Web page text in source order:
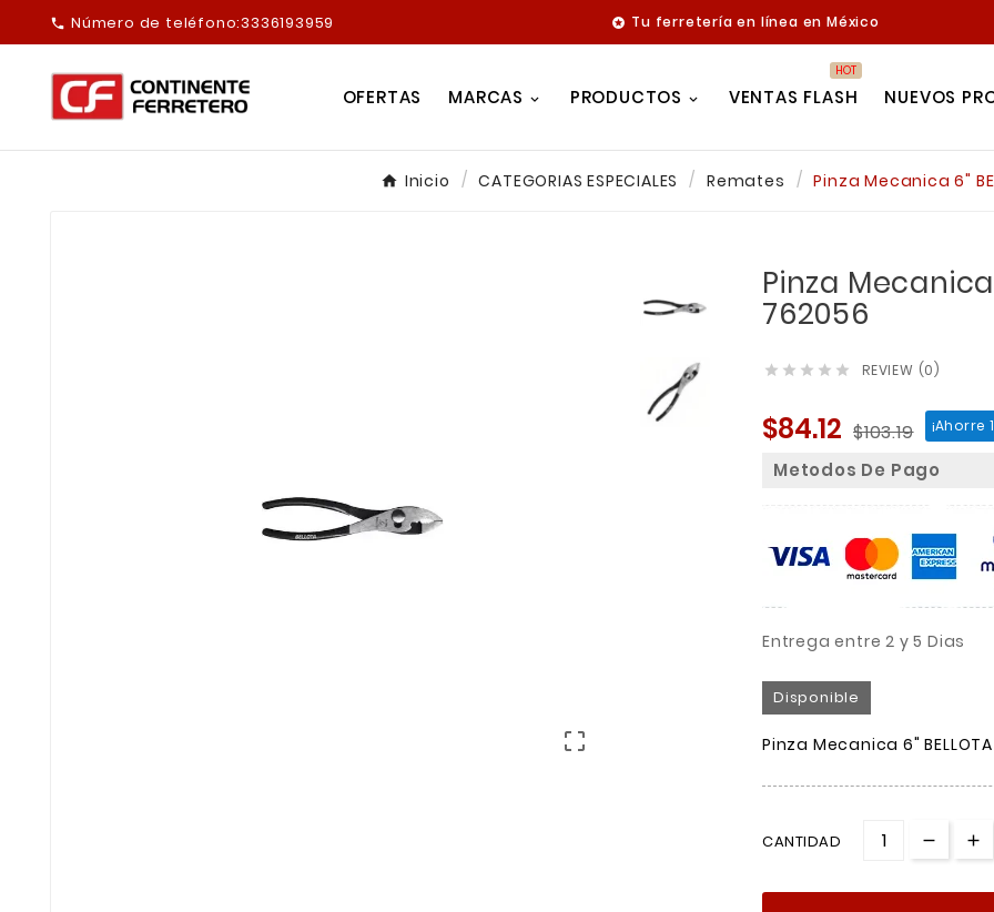
 Número de teléfono:3336193959  Tu ferretería en línea en México
OFERTAS MARCAS PRODUCTOS VENTAS FLASH
HOT
NUEVOS
Inicio CATEGORIAS ESPECIALES Remates Pinza Mecanica 6"

Pinza Mecanica
762056
     REVIEW (0)
$84.12 $103.19 ¡Ahorre
Metodos De Pago
Entrega entre 2 y 5 Dias
Disponible
Pinza Mecanica 6"
CANTIDAD